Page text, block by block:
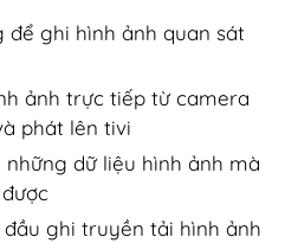
để ghi hình ảnh quan sát
ảnh trực tiếp từ camera
phát lên tivi
dữ liệu hình ảnh mà
ghi truyền tải hình ảnh